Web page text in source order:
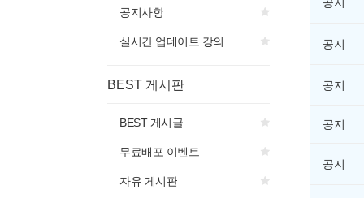
공지사항
실시간 업데이트 강의
BEST 게시판
BEST 게시글
무료배포 이벤트
자유 게시판
공지
공지
공지
공지